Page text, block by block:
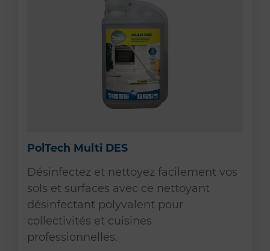
PolTech Multi DES
Désinfectez et nettoyez facilement vos
sols et surfaces avec ce nettoyant
désinfectant polyvalent pour
collectivités et cuisines
professionnelles.